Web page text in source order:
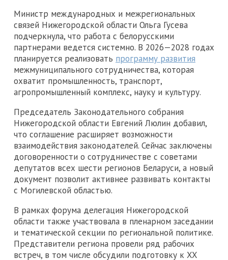
Министр международных и межрегиональных
связей Нижегородской области Ольга Гусева
подчеркнула, что работа с белорусскими
партнерами ведется системно. В 2026—2028 годах
планируется реализовать программу развития
межмуниципального сотрудничества, которая
охватит промышленность, транспорт,
агропромышленный комплекс, науку и культуру.
Председатель Законодательного собрания
Нижегородской области Евгений Люлин добавил,
что соглашение расширяет возможности
взаимодействия законодателей. Сейчас заключены
договоренности о сотрудничестве с советами
депутатов всех шести регионов Беларуси, а новый
документ позволит активнее развивать контакты
с Могилевской областью.
В рамках форума делегация Нижегородской
области также участвовала в пленарном заседании
и тематической секции по региональной политике.
Представители региона провели ряд рабочих
встреч, в том числе обсудили подготовку к XX